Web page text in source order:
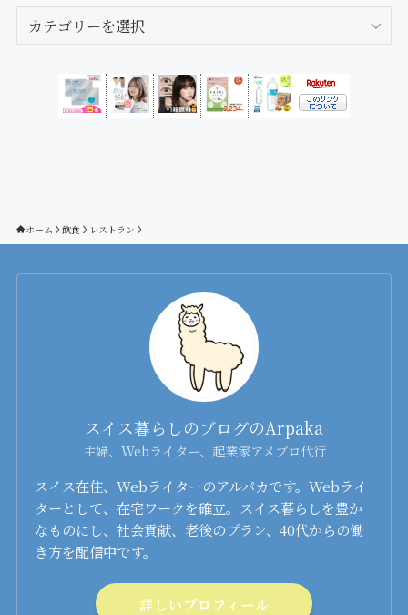
テ
ホーム 飲食 レストラン
スイス暮らしのブログのArpaka
主婦、Webライター、起業家アメブロ代行
スイス在住、Webライターのアルパカです。Webライ
ターとして、在宅ワークを確立。スイス暮らしを豊か
なものにし、社会貢献、老後のプラン、40代からの働
き方を配信中です。
詳しいプロフィール